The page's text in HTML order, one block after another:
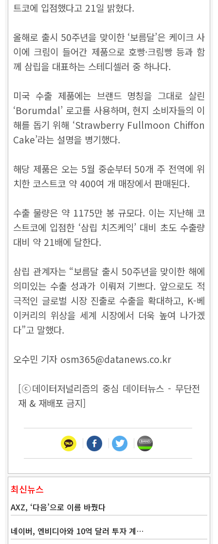
트코에 입점했다고 21일 밝혔다.
올해로 출시 50주년을 맞이한 ‘보름달’은 케이크 사
이에 크림이 들어간 제품으로 호빵·크림빵 등과 함
께 삼립을 대표하는 스테디셀러 중 하나다.
미국 수출 제품에는 브랜드 명칭을 그대로 살린
‘Borumdal’ 로고를 사용하며, 현지 소비자들의 이
해를 돕기 위해 ‘Strawberry Fullmoon Chiffon
Cake’라는 설명을 병기했다.
해당 제품은 오는 5월 중순부터 50개 주 전역에 위
치한 코스트코 약 400여 개 매장에서 판매된다.
수출 물량은 약 1175만 봉 규모다. 이는 지난해 코
스트코에 입점한 ‘삼립 치즈케익’ 대비 초도 수출량
대비 약 21배에 달한다.
삼립 관계자는 “보름달 출시 50주년을 맞이한 해에
의미있는 수출 성과가 이뤄져 기쁘다. 앞으로도 적
극적인 글로벌 시장 진출로 수출을 확대하고, K-베
이커리의 위상을 세계 시장에서 더욱 높여 나가겠
다”고 말했다.
오수민 기자 osm365@datanews.co.kr
[ⓒ데이터저널리즘의 중심 데이터뉴스 - 무단전
재 & 재배포 금지]
최신뉴스
AXZ, ‘다음’으로 이름 바꿨다
네이버, 엔비디아와 10억 달러 투자 계…